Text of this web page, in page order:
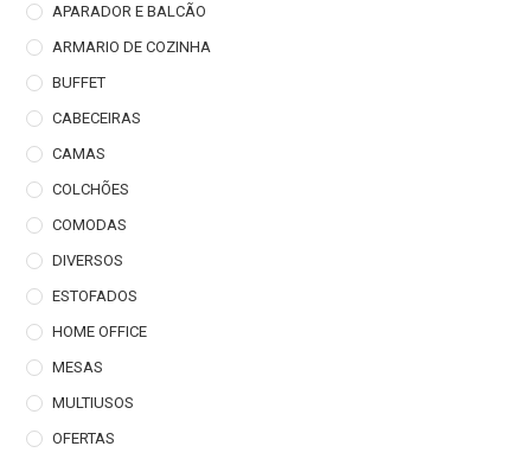
APARADOR E BALCÃO
ARMARIO DE COZINHA
BUFFET
CABECEIRAS
CAMAS
COLCHÕES
COMODAS
DIVERSOS
ESTOFADOS
HOME OFFICE
MESAS
MULTIUSOS
OFERTAS